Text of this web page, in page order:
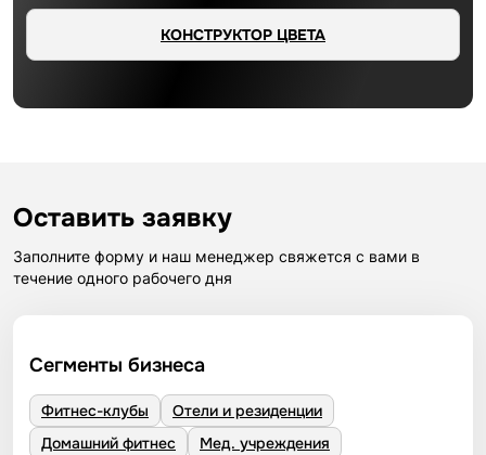
КОНСТРУКТОР ЦВЕТА
Оставить заявку
Заполните форму и наш менеджер свяжется с вами в
течение одного рабочего дня
Сегменты бизнеса
Фитнес-клубы
Отели и резиденции
Домашний фитнес
Мед. учреждения